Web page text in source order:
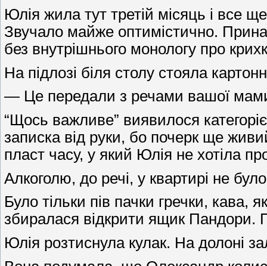
Юлія жила тут третій місяць і все
Звучало майже оптимістично.
без внутрішнього монологу про
На підлозі біля столу стояла
— Це передали з речами вашої
“Щось важливе” виявилося
записка від руки, бо почерк ще
пласт часу, у який Юлія не хотіла
Алкоголю, до речі, у квартирі не
Було тільки пів пачки гречки,
збиралася відкрити ящик Пандори.
Юлія розтиснула кулак. На долоні